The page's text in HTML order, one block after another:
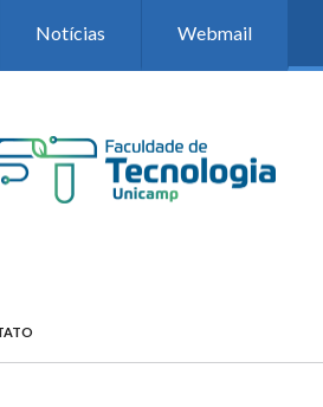
Notícias Webmail